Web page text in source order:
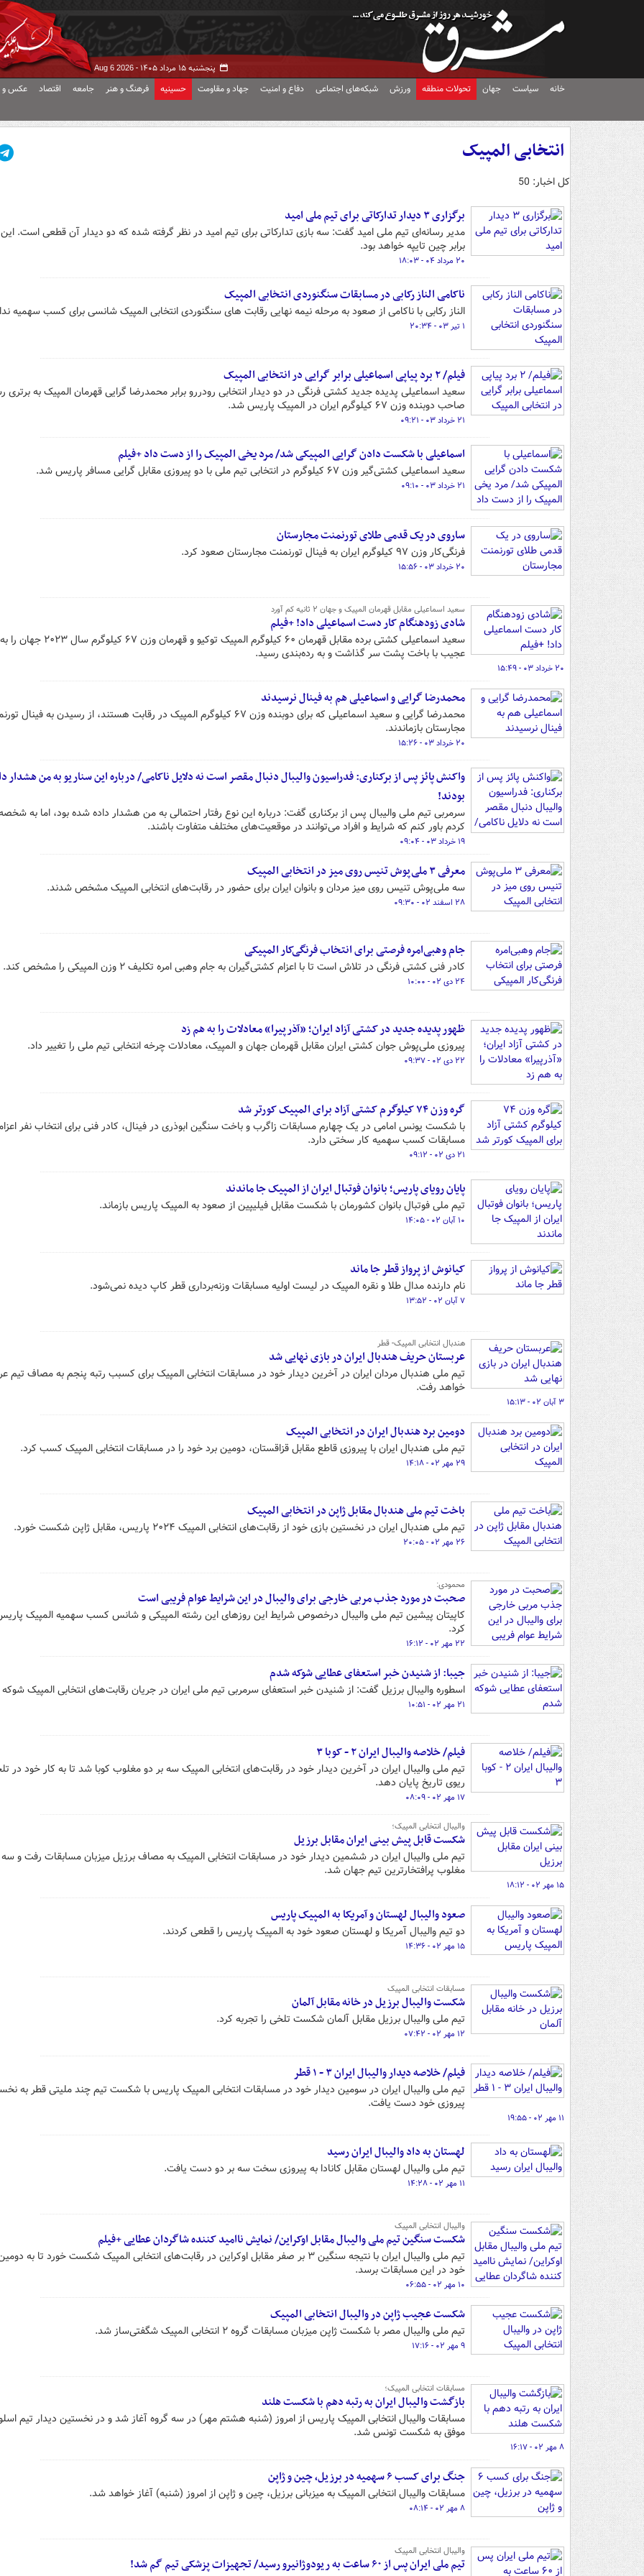
پنجشنبه ۱۵ مرداد ۱۴۰۵ - Aug 6 2026
خانه سیاست جهان تحولات منطقه ورزش شبکه‌های اجتماعی دفاع و امنیت جهاد و مقاومت حسینیه فرهنگ و هنر جامعه اقتصاد عکس و
انتخابی المپیک
کل اخبار: 50
برگزاری ۳ دیدار تدارکاتی برای تیم ملی امید
مدیر رسانه‌ای تیم ملی امید گفت: سه بازی تدارکاتی برای تیم امید در نظر گرفته شده که دو دیدار آن قطعی است.
برابر چین تایپه خواهد بود.
۲۰ مرداد ۰۴ - ۱۸:۰۳
ناکامی الناز رکابی در مسابقات سنگنوردی انتخابی المپیک
الناز رکابی با ناکامی از صعود به مرحله نیمه نهایی رقابت های سنگنوردی انتخابی المپیک شانسی برای کسب سهمیه
۱ تیر ۰۳ - ۲۰:۳۴
فیلم/ ۲ برد پیاپی اسماعیلی برابر گرایی در انتخابی المپیک
سعید اسماعیلی پدیده جدید کشتی فرنگی در دو دیدار انتخابی رودررو برابر محمدرضا گرایی قهرمان المپیک به برتری
صاحب دوبنده وزن ۶۷ کیلوگرم ایران در المپیک پاریس شد.
۲۱ خرداد ۰۳ - ۰۹:۲۱
اسماعیلی با شکست دادن گرایی المپیکی شد/ مرد یخی المپیک را از دست داد +فیلم
سعید اسماعیلی کشتی‌گیر وزن ۶۷ کیلوگرم در انتخابی تیم ملی با دو پیروزی مقابل گرایی مسافر پاریس شد.
۲۱ خرداد ۰۳ - ۰۹:۱۰
ساروی در یک قدمی طلای تورنمنت مجارستان
فرنگی‌کار وزن ۹۷ کیلوگرم ایران به فینال تورنمنت مجارستان صعود کرد.
۲۰ خرداد ۰۳ - ۱۵:۵۶
سعید اسماعیلی مقابل قهرمان المپیک و جهان ۲ ثانیه کم آورد
شادی زودهنگام کار دست اسماعیلی داد! +فیلم
سعید اسماعیلی کشتی برده مقابل قهرمان ۶۰ کیلوگرم المپیک
عجیب با باخت پشت سر گذاشت و به رده‌بندی رسید.
۲۰ خرداد ۰۳ - ۱۵:۴۹
محمدرضا گرایی و اسماعیلی هم به فینال نرسیدند
محمدرضا گرایی و سعید اسماعیلی که برای دوبنده وزن ۶۷ کیلوگرم المپیک در رقابت هستند، از رسیدن به فینال
مجارستان بازماندند.
۲۰ خرداد ۰۳ - ۱۵:۲۶
واکنش پائز پس از برکناری: فدراسیون والیبال دنبال مقصر است نه دلایل ناکامی/ درباره این سناریو به من هشدار
بودند!
سرمربی تیم ملی والیبال پس از برکناری گفت: درباره این نوع رفتار احتمالی به من هشدار داده شده بود، اما به
کردم باور کنم که شرایط و افراد می‌توانند در موقعیت‌های مختلف متفاوت باشند.
۱۹ خرداد ۰۳ - ۰۹:۰۴
معرفی ۳ ملی‌پوش تنیس روی میز در انتخابی المپیک
سه ملی‌پوش تنیس روی میز مردان و بانوان ایران برای حضور در رقابت‌های انتخابی المپیک مشخص شدند.
۲۸ اسفند ۰۲ - ۰۹:۳۰
جام وهبی‌امره فرصتی برای انتخاب فرنگی‌کار المپیکی
کادر فنی کشتی فرنگی در تلاش است تا با اعزام کشتی‌گیران به جام وهبی امره تکلیف ۲ وزن المپیکی را مشخص کند.
۲۴ دی ۰۲ - ۱۰:۰۰
ظهور پدیده جدید در کشتی آزاد ایران؛ «آذرپیرا» معادلات را به هم زد
پیروزی ملی‌پوش جوان کشتی ایران مقابل قهرمان جهان و المپیک، معادلات چرخه انتخابی تیم ملی را تغییر داد.
۲۲ دی ۰۲ - ۰۹:۳۷
گره وزن ۷۴ کیلوگرم کشتی آزاد برای المپیک کورتر شد
با شکست یونس امامی در یک چهارم مسابقات زاگرب و باخت سنگین ابوذری در فینال، کادر فنی برای انتخاب نفر
مسابقات کسب سهمیه کار سختی دارد.
۲۱ دی ۰۲ - ۰۹:۱۲
پایان رویای پاریس؛ بانوان فوتبال ایران از المپیک جا ماندند
تیم ملی فوتبال بانوان کشورمان با شکست مقابل فیلیپین از صعود به المپیک پاریس بازماند.
۱۰ آبان ۰۲ - ۱۴:۰۵
کیانوش از پرواز قطر جا ماند
نام دارنده مدال طلا و نقره المپیک در لیست اولیه مسابقات وزنه‌برداری قطر کاپ دیده نمی‌شود.
۷ آبان ۰۲ - ۱۳:۵۲
هندبال انتخابی المپیک- قطر
عربستان حریف هندبال ایران در بازی نهایی شد
تیم ملی هندبال مردان ایران در آخرین دیدار خود در مسابقات انتخابی المپیک برای کسبب رتبه پنجم به مصاف تیم
خواهد رفت.
۳ آبان ۰۲ - ۱۵:۱۳
دومین برد هندبال ایران در انتخابی المپیک
تیم ملی هندبال ایران با پیروزی قاطع مقابل قزاقستان، دومین برد خود را در مسابقات انتخابی المپیک کسب کرد.
۲۹ مهر ۰۲ - ۱۴:۱۸
باخت تیم ملی هندبال مقابل ژاپن در انتخابی المپیک
تیم ملی هندبال ایران در نخستین بازی خود از رقابت‌های انتخابی المپیک ۲۰۲۴ پاریس، مقابل ژاپن شکست خورد.
۲۶ مهر ۰۲ - ۲۰:۰۵
محمودی:
صحبت در مورد جذب مربی خارجی برای والیبال در این شرایط عوام فریبی است
کاپیتان پیشین تیم ملی والیبال درخصوص شرایط این روزهای این رشته المپیکی و شانس کسب سهمیه المپیک
کرد.
۲۲ مهر ۰۲ - ۱۶:۱۲
جیبا: از شنیدن خبر استعفای عطایی شوکه شدم
اسطوره والیبال برزیل گفت: از شنیدن خبر استعفای سرمربی تیم ملی ایران در جریان رقابت‌های انتخابی المپیک
۲۱ مهر ۰۲ - ۱۰:۵۱
فیلم/ خلاصه والیبال ایران ۲ - کوبا ۳
ریوی تاریخ پایان دهد.
۱۷ مهر ۰۲ - ۰۸:۰۹
والیبال انتخابی المپیک؛
شکست قابل پیش بینی ایران مقابل برزیل
تیم ملی والیبال ایران در ششمین دیدار خود در مسابقات انتخابی المپیک به مصاف برزیل میزبان مسابقات رفت و
مغلوب پرافتخارترین تیم جهان شد.
۱۵ مهر ۰۲ - ۱۸:۱۲
صعود والیبال لهستان و آمریکا به المپیک پاریس
دو تیم والیبال آمریکا و لهستان صعود خود به المپیک پاریس را قطعی کردند.
۱۵ مهر ۰۲ - ۱۴:۳۶
مسابقات انتخابی المپیک
شکست والیبال برزیل در خانه‌ مقابل‌ آلمان
تیم ملی والیبال برزیل مقابل‌ آلمان شکست‌ تلخی را تجربه کرد.
۱۲ مهر ۰۲ - ۰۷:۴۲
فیلم/ خلاصه دیدار والیبال ایران ۳ - ۱ قطر
تیم ملی والیبال ایران در سومین دیدار خود در مسابقات انتخابی المپیک پاریس با شکست تیم چند ملیتی قطر به
پیروزی خود دست یافت.
۱۱ مهر ۰۲ - ۱۹:۵۵
لهستان به داد والیبال ایران رسید
تیم ملی والیبال لهستان مقابل کانادا به پیروزی سخت سه بر دو دست یافت.
۱۱ مهر ۰۲ - ۱۴:۲۸
والیبال انتخابی المپیک
شکست سنگین تیم ملی والیبال مقابل اوکراین/ نمایش ناامید کننده شاگردان عطایی +فیلم
تیم ملی والیبال ایران با نتیجه سنگین ۳ بر صفر مقابل اوکراین در رقابت‌های انتخابی المپیک شکست خورد تا به
خود در این مسابقات برسد.
۱۰ مهر ۰۲ - ۰۶:۵۵
شکست عجیب ژاپن در والیبال انتخابی المپیک
تیم ملی والیبال مصر با شکست ژاپن میزبان مسابقات گروه ۲ انتخابی المپیک شگفتی‌ساز شد.
۹ مهر ۰۲ - ۱۷:۱۶
مسابقات انتخابی المپیک؛
بازگشت والیبال ایران به رتبه دهم با شکست هلند
مسابقات والیبال انتخابی المپیک پاریس از امروز (شنبه هشتم مهر) در سه گروه آغاز شد و در نخستین دیدار تیم
موفق به شکست تونس شد.
۸ مهر ۰۲ - ۱۶:۱۷
جنگ برای کسب ۶ سهمیه در برزیل، چین و ژاپن
مسابقات والیبال انتخابی المپیک به میزبانی برزیل، چین و ژاپن از امروز (شنبه) آغاز خواهد شد.
۸ مهر ۰۲ - ۰۸:۱۴
والیبال انتخابی المپیک
تیم ملی ایران پس از ۶۰ ساعت به ریودوژانیرو رسید/ تجهیزات پزشکی تیم گم شد!